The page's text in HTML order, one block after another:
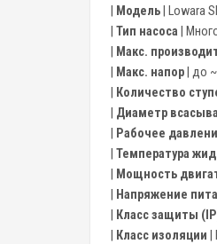
Модель | Lowara
Тип насоса |
Макс.
Макс. напор | до
Количество
Диаметр
Рабочее
Температура
Мощность
Напряжение
Класс защиты
Класс изоляции |